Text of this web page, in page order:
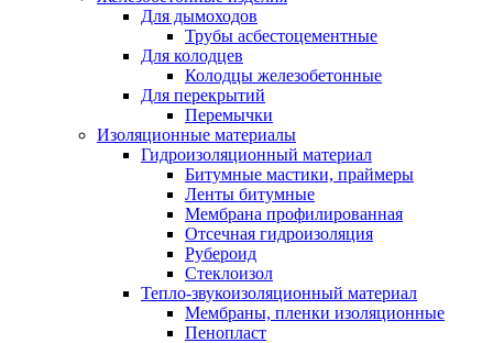
Для дымоходов
Трубы асбестоцементные
Для колодцев
Колодцы железобетонные
Для перекрытий
Перемычки
Изоляционные материалы
Гидроизоляционный материал
Битумные мастики, праймеры
Ленты битумные
Мембрана профилированная
Отсечная гидроизоляция
Рубероид
Стеклоизол
Тепло-звукоизоляционный материал
Мембраны, пленки изоляционные
Пенопласт